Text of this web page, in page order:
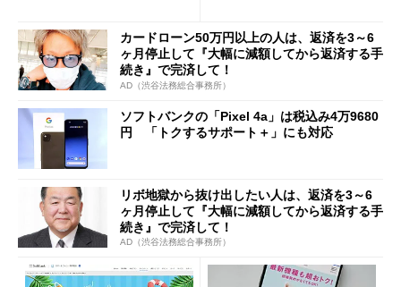
カードローン50万円以上の人は、返済を3～6
ヶ月停止して『大幅に減額してから返済する手
続き』で完済して！
AD（渋谷法務総合事務所）
ソフトバンクの「Pixel 4a」は税込み4万9680
円 「トクするサポート＋」にも対応
リボ地獄から抜け出したい人は、返済を3～6
ヶ月停止して『大幅に減額してから返済する手
続き』で完済して！
AD（渋谷法務総合事務所）